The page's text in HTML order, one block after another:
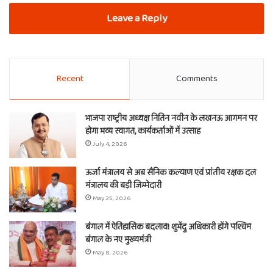
Leave a Reply
Recent Comments
भाजपा राष्ट्रीय अध्यक्ष नितिन नवीन के लखनऊ आगमन पर
होगा भव्य स्वागत, कार्यकर्ताओं में उत्साह
July 4, 2026
ऊर्जा मंत्रालय से अब सैनिक कल्याण एवं प्रांतीय रक्षक दल
मंत्रालय की बड़ी जिम्मेदारी
May 25, 2026
बंगाल में ऐतिहासिक बदलाव! शुभेंदु अधिकारी होंगे पश्चिम
बंगाल के नए मुख्यमंत्री
May 8, 2026